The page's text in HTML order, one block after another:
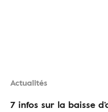
Actualités
7 infos sur la baisse